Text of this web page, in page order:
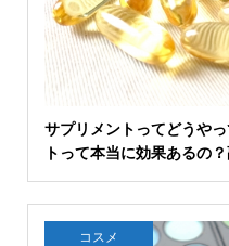
サプリメントってどうや
トって本当に効果あるの
コスメ